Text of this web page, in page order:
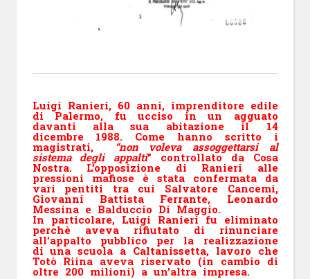
Luigi Ranieri, 60 anni, imprenditore edile
di Palermo, fu ucciso in un agguato
davanti alla sua abitazione il 14
dicembre 1988. Come hanno scritto i
magistrati, “non voleva assoggettarsi al
sistema degli appalti” controllato da Cosa
Nostra. L’opposizione di Ranieri alle
pressioni mafiose è stata confermata da
vari pentiti tra cui Salvatore Cancemi,
Giovanni Battista Ferrante, Leonardo
Messina e Balduccio Di Maggio.
In particolare, Luigi Ranieri fu eliminato
perchè aveva rifiutato di rinunciare
all’appalto pubblico per la realizzazione
di una scuola a Caltanissetta, lavoro che
Totò Riina aveva riservato (in cambio di
oltre 200 milioni) a un’altra impresa.